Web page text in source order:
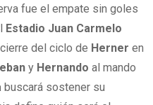
fue el empate sin goles
Estadio Juan Carmelo
del ciclo de Herner en
y Hernando al mando
buscará sostener su